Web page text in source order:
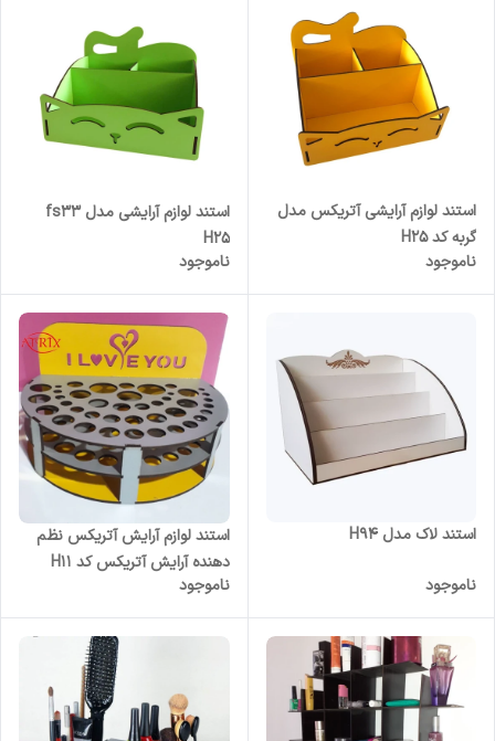
استند لوازم آرایشی آتریکس مدل
گربه کد H25
ناموجود
استند لوازم آرایشی مدل fs33
H25
ناموجود
استند لاک مدل H94
ناموجود
استند لوازم آرایش آتریکس نظم
دهنده آرایش آتریکس کد H11
ناموجود